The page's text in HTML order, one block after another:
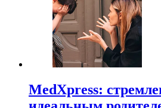
MedXpress: